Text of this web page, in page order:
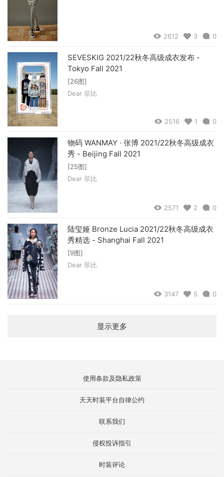
2612 3 0
SEVESKIG 2021/22秋冬高级成衣发布 -
Tokyo Fall 2021
[26图]
Dear 菲比
2516 1 0
物码 WANMAY · 张博 2021/22秋冬高级成衣
秀 - Beijing Fall 2021
[25图]
Dear 菲比
2571 2 0
陆玺娅 Bronze Lucia 2021/22秋冬高级成衣
秀精选 - Shanghai Fall 2021
[9图]
Dear 菲比
3147 5 0
显示更多
使用条款及隐私政策
天天时装平台自律公约
联系我们
侵权投诉指引
时装评论